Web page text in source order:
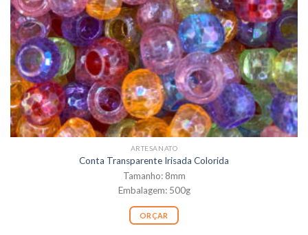
ARTESANATO
Conta Transparente Irisada Colorida
Tamanho: 8mm
Embalagem: 500g
ORÇAR